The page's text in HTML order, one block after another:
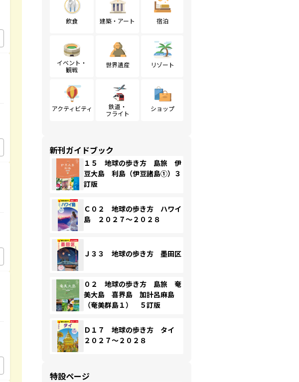
飲食 建築・アート 宿泊
イベント・
観戦
世界遺産 リゾート
アクティビティ
鉄道・
フライト
ショップ
新刊ガイドブック
１５ 地球の歩き方 島旅 伊
豆大島 利島（伊豆諸島①）３
訂版
Ｃ０２ 地球の歩き方 ハワイ
島 ２０２７～２０２８
Ｊ３３ 地球の歩き方 墨田区
０２ 地球の歩き方 島旅 奄
美大島 喜界島 加計呂麻島
（奄美群島１） ５訂版
Ｄ１７ 地球の歩き方 タイ
２０２７～２０２８
特設ページ